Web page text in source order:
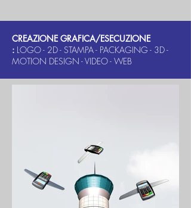
CREAZIONE GRAFICA/ESECUZIONE
: LOGO - 2D - STAMPA - PACKAGING - 3D -
MOTION DESIGN - VIDEO - WEB